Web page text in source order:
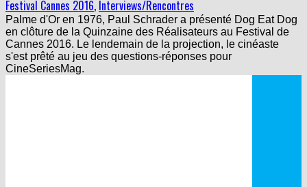
Festival Cannes 2016, Interviews/Rencontres
Palme d'Or en 1976, Paul Schrader a présenté Dog Eat Dog
en clôture de la Quinzaine des Réalisateurs au Festival de
Cannes 2016. Le lendemain de la projection, le cinéaste
s'est prêté au jeu des questions-réponses pour
CineSeriesMag.